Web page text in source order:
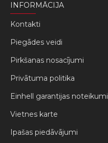
INFORMĀCIJA
Kontakti
Piegādes veidi
Pirkšanas nosacījumi
Privātuma politika
Einhell garantijas noteikumi
Vietnes karte
Ipašas piedāvājumi